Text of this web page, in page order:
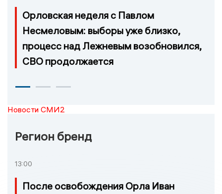
Орловская неделя с Павлом
Несмеловым: выборы уже близко,
процесс над Лежневым возобновился,
СВО продолжается
Новости СМИ2
Регион бренд
13:00
После освобождения Орла Иван